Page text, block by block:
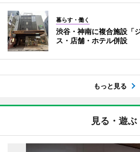
暮らす・働く
渋谷・神南に複合施設「
ス・店舗・ホテル併設
もっと見る
見る・遊ぶ